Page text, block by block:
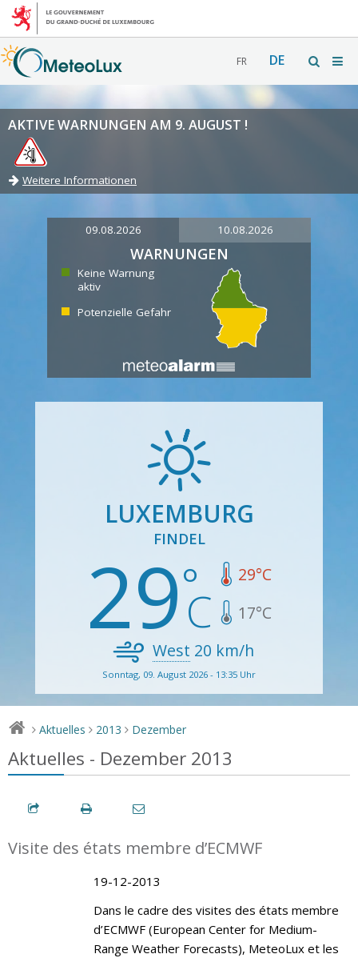
FR DE
AKTIVE WARNUNGEN AM 9. AUGUST !
Weitere Informationen
09.08.2026 10.08.2026
WARNUNGEN
Keine Warnung
aktiv
Potenzielle Gefahr
LUXEMBURG
FINDEL
29 29°C
17°C
West 20 km/h
Sonntag, 09. August 2026 - 13:35 Uhr
> Aktuelles > 2013 > Dezember
Aktuelles - Dezember 2013
Visite des états membre d’ECMWF
19-12-2013
Dans le cadre des visites des états membre
d’ECMWF (European Center for Medium-
Range Weather Forecasts), MeteoLux et les